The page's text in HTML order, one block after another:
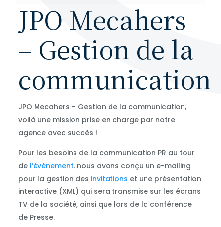
JPO Mecahers
– Gestion de la
communication
JPO Mecahers – Gestion de la communication,
voilà une mission prise en charge par notre
agence avec succès !
Pour les besoins de la communication PR au tour
de l’événement, nous avons conçu un e-mailing
pour la gestion des invitations et une présentation
interactive (XML) qui sera transmise sur les écrans
TV de la société, ainsi que lors de la conférence
de Presse.